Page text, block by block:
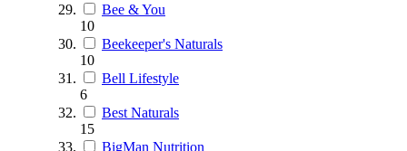
Bee & You
10
Beekeeper's Naturals
10
Bell Lifestyle
6
Best Naturals
15
BigMan Nutrition